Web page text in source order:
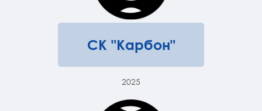
СК "Карбон"
2025